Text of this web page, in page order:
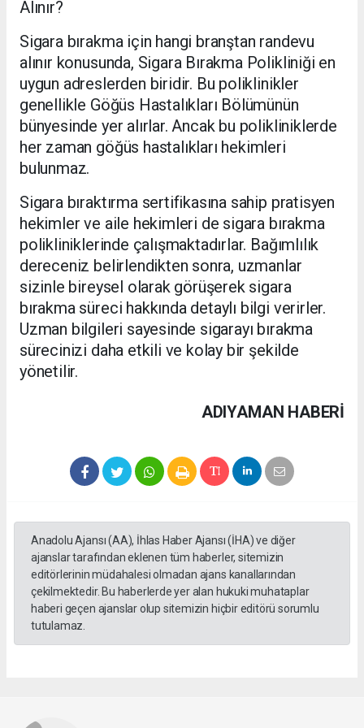
Alınır?
Sigara bırakma için hangi branştan randevu
alınır konusunda, Sigara Bırakma Polikliniği en
uygun adreslerden biridir. Bu poliklinikler
genellikle Göğüs Hastalıkları Bölümünün
bünyesinde yer alırlar. Ancak bu polikliniklerde
her zaman göğüs hastalıkları hekimleri
bulunmaz.
Sigara bıraktırma sertifikasına sahip pratisyen
hekimler ve aile hekimleri de sigara bırakma
polikliniklerinde çalışmaktadırlar. Bağımlılık
dereceniz belirlendikten sonra, uzmanlar
sizinle bireysel olarak görüşerek sigara
bırakma süreci hakkında detaylı bilgi verirler.
Uzman bilgileri sayesinde sigarayı bırakma
sürecinizi daha etkili ve kolay bir şekilde
yönetilir.
ADIYAMAN HABERİ
Anadolu Ajansı (AA), İhlas Haber Ajansı (İHA) ve diğer
ajanslar tarafından eklenen tüm haberler, sitemizin
editörlerinin müdahalesi olmadan ajans kanallarından
çekilmektedir. Bu haberlerde yer alan hukuki muhataplar
haberi geçen ajanslar olup sitemizin hiçbir editörü sorumlu
tutulamaz.